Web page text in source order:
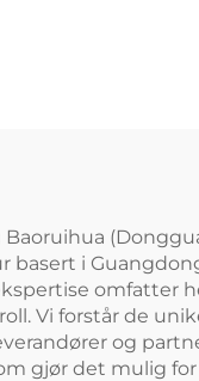
i
omfatter
Vi forstår de
og
gjør det mulig